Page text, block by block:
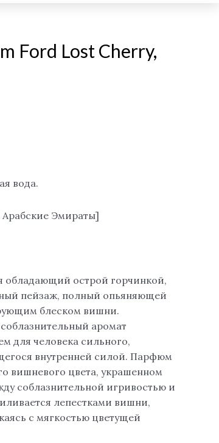
Ford Lost Cherry,
вода.
Эмираты]
обладающий острой горчинкой,
пейзаж, полный опьяняющей
блеском вишни.
аромат
для человека сильного,
внутренней силой. Парфюм
вишневого цвета, украшенном
соблазнительной игривостью и
лепестками вишни,
с мягкостью цветущей